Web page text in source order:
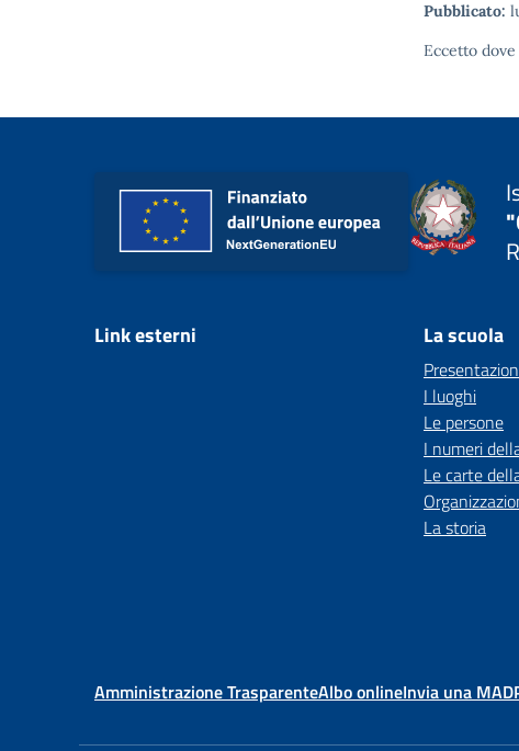
Pubblicato:
Eccetto
Link esterni La scuola
I luoghi
Le persone
I numeri
Le carte
La storia
Amministrazione TrasparenteAlbo onlineInvia una MAD